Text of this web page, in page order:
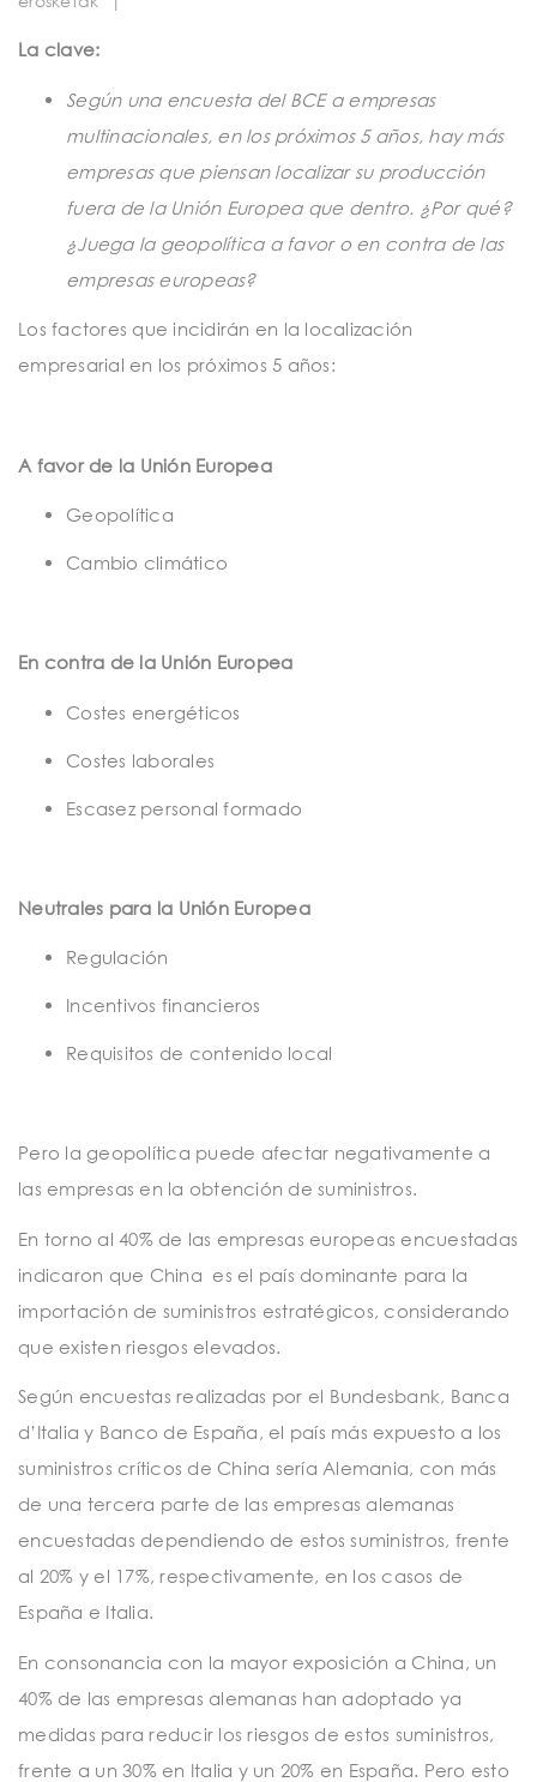
La clave:
Según una encuesta del BCE a empresas
multinacionales, en los próximos 5 años, hay más
empresas que piensan localizar su producción
fuera de la Unión Europea que dentro. ¿Por qué?
¿Juega la geopolítica a favor o en contra de las
empresas europeas?
Los factores que incidirán en la localización
empresarial en los próximos 5 años:
A favor de la Unión Europea
Geopolítica
Cambio climático
En contra de la Unión Europea
Costes energéticos
Costes laborales
Escasez personal formado
Neutrales para la Unión Europea
Regulación
Incentivos financieros
Requisitos de contenido local
Pero la geopolítica puede afectar negativamente a
las empresas en la obtención de suministros.
En torno al 40% de las empresas europeas encuestadas
indicaron que China es el país dominante para la
importación de suministros estratégicos, considerando
que existen riesgos elevados.
Según encuestas realizadas por el Bundesbank, Banca
d’Italia y Banco de España, el país más expuesto a los
suministros críticos de China sería Alemania, con más
de una tercera parte de las empresas alemanas
encuestadas dependiendo de estos suministros, frente
al 20% y el 17%, respectivamente, en los casos de
España e Italia.
En consonancia con la mayor exposición a China, un
40% de las empresas alemanas han adoptado ya
medidas para reducir los riesgos de estos suministros,
frente a un 30% en Italia y un 20% en España. Pero esto